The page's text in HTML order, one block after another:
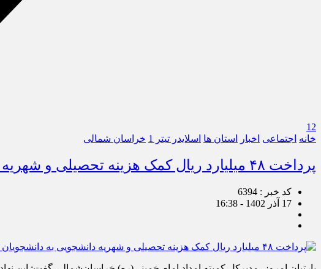
12
خانه اجتماعی اخبار استان ها اسلایدر تیتر 1 خراسان شمالی
پرداخت ۴۸ میلیارد ریال کمک هزینه تحصیلی و شهریه دانشجویی به دانشجویان کمیته امداد خراسان شمالی
کد خبر : 6394
17 آذر 1402 - 16:38